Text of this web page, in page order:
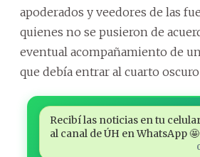
apoderados y veedores de las
quienes no se pusieron de
eventual acompañamiento de
que debía entrar al cuarto oscuro
Recibí las noticias en tu
al canal de ÚH en WhatsApp 🤩